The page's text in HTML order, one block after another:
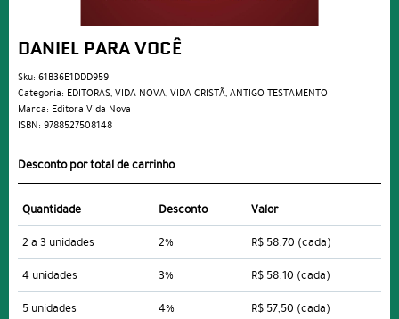
DANIEL PARA VOCÊ
Sku: 61B36E1DDD959
Categoria: EDITORAS,VIDA NOVA,VIDA CRISTÃ,ANTIGO TESTAMENTO
Marca: Editora Vida Nova
ISBN: 9788527508148
Desconto por total de carrinho
Quantidade Desconto
Valor
2 a 3 unidades
2% R$ 58,70 (cada)
4 unidades
3% R$ 58,10 (cada)
5 unidades
4% R$ 57,50 (cada)